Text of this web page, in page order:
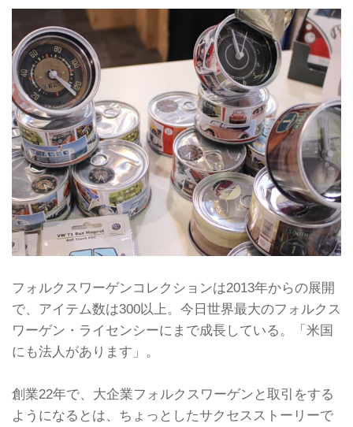
フォルクスワーゲンコレクションは2013年からの展開
で、アイテム数は300以上。今日世界最大のフォルクス
ワーゲン・ライセンシーにまで成長している。「米国
にも法人があります」。
創業22年で、大企業フォルクスワーゲンと取引をする
ようになるとは、ちょっとしたサクセスストーリーで